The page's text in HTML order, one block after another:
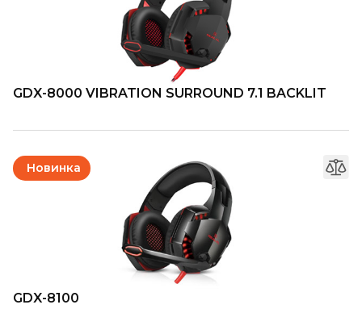
GDX-8000 VIBRATION SURROUND 7.1 BACKLIT
Новинка
GDX-8100